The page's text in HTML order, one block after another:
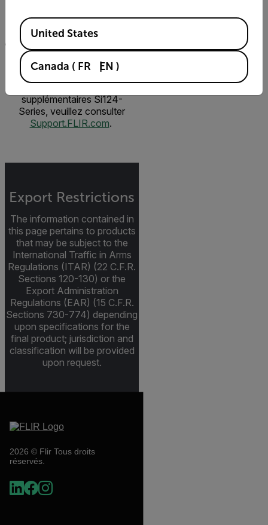
Base de connaissances
Remarque : Pour obtenir des
supplémentaires Si124-
Series, veuillez consulter
Support.FLIR.com.
Export Restrictions
The information contained in
this page pertains to products
that may be subject to the
International Traffic in Arms
Regulations (ITAR) (22 C.F.R.
Sections 120-130) or the
Export Administration
Regulations (EAR) (15 C.F.R.
Sections 730-774) depending
upon specifications for the
final product; jurisdiction and
classification will be provided
upon request.
2026 © Flir Tous droits
réservés.
Available Locations
United States
Canada ( FR EN )